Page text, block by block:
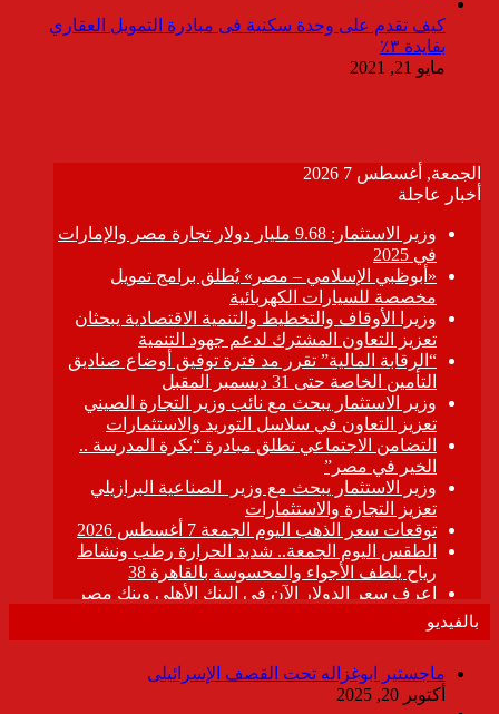
كيف تقدم على وحدة سكنية فى مبادرة التمويل العقاري
بفايدة ٣٪
مايو 21, 2021
بالفيديو
ماجستير ابوغزاله تحت القصف الإسرائيلى
أكتوبر 20, 2025